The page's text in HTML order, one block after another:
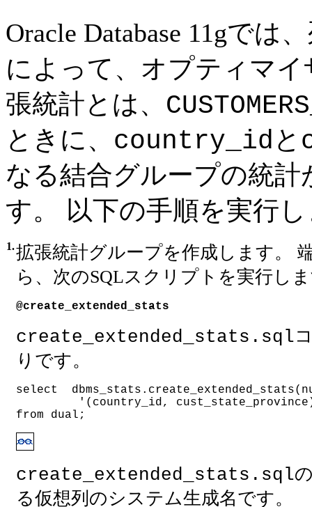
Oracle Database 11gでは
によって、オプティマ
張統計とは、
ときに、 country_id と
なる結合グループの統
す。 以下の手順を実行
1.拡張統計グループを作成します。
ら、次のSQLスクリプトを実行し
@create_extended_stats
create_extended_stats.sql
りです。
select
'(country_id,
from dual;
create_extended_stats.sql
る仮想列のシステム生成名です。